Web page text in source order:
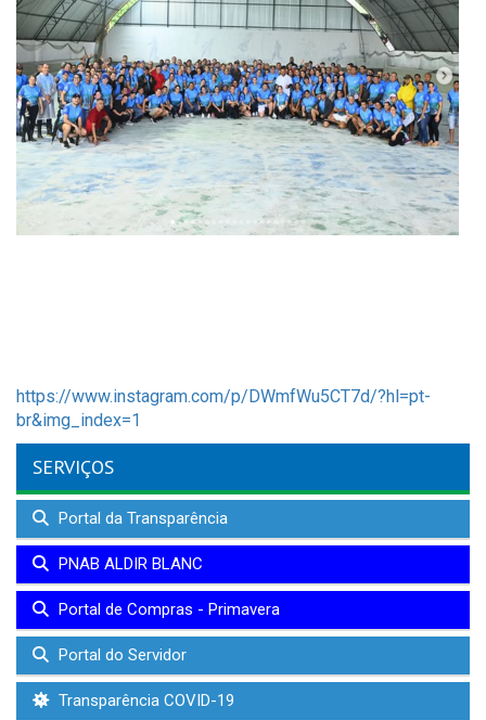
https://www.instagram.com/p/DWmfWu5CT7d/?hl=pt-
br&img_index=1
SERVIÇOS
Portal da Transparência
PNAB ALDIR BLANC
Portal de Compras - Primavera
Portal do Servidor
Transparência COVID-19